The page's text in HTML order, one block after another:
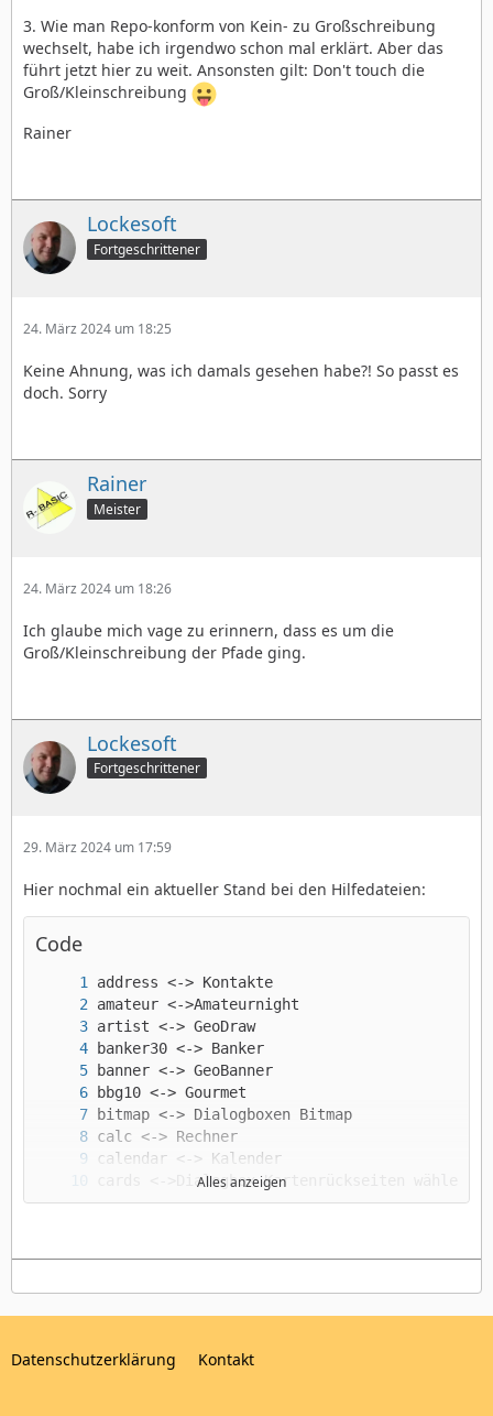
3. Wie man Repo-konform von Kein- zu Großschreibung
wechselt, habe ich irgendwo schon mal erklärt. Aber das
führt jetzt hier zu weit. Ansonsten gilt: Don't touch die
Groß/Kleinschreibung
Rainer
Lockesoft
Fortgeschrittener
24. März 2024 um 18:25
Keine Ahnung, was ich damals gesehen habe?! So passt es
doch. Sorry
Rainer
Meister
24. März 2024 um 18:26
Ich glaube mich vage zu erinnern, dass es um die
Groß/Kleinschreibung der Pfade ging.
Lockesoft
Fortgeschrittener
29. März 2024 um 17:59
Hier nochmal ein aktueller Stand bei den Hilfedateien:
Code
Alles anzeigen
Datenschutzerklärung Kontakt